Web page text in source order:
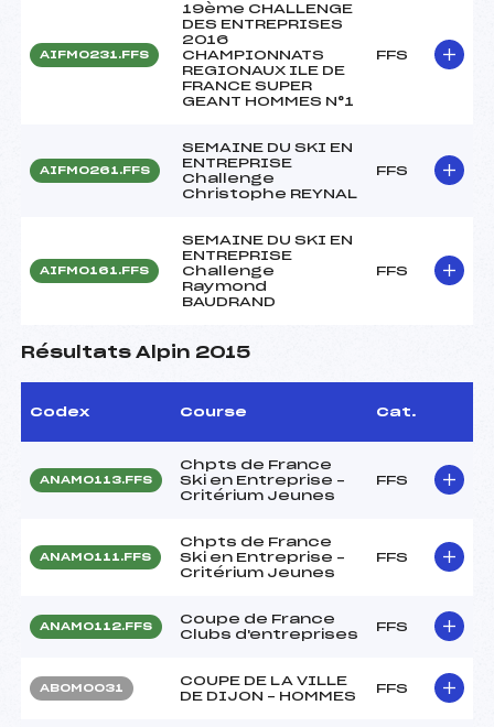
AIFM0231.FFS
19ème CHALLENGE
DES ENTREPRISES
2016
CHAMPIONNATS
REGIONAUX ILE DE
FRANCE SUPER
GEANT HOMMES N°1
FFS
AIFM0261.FFS
SEMAINE DU SKI EN
ENTREPRISE
Challenge
Christophe REYNAL
FFS
AIFM0161.FFS
SEMAINE DU SKI EN
ENTREPRISE
Challenge
Raymond
BAUDRAND
FFS
Résultats Alpin 2015
Codex Course Cat.
ANAM0113.FFS
Chpts de France
Ski en Entreprise –
Critérium Jeunes
FFS
ANAM0111.FFS
Chpts de France
Ski en Entreprise –
Critérium Jeunes
FFS
ANAM0112.FFS
Coupe de France
Clubs d'entreprises
FFS
ABOM0031
COUPE DE LA VILLE
DE DIJON – HOMMES
FFS